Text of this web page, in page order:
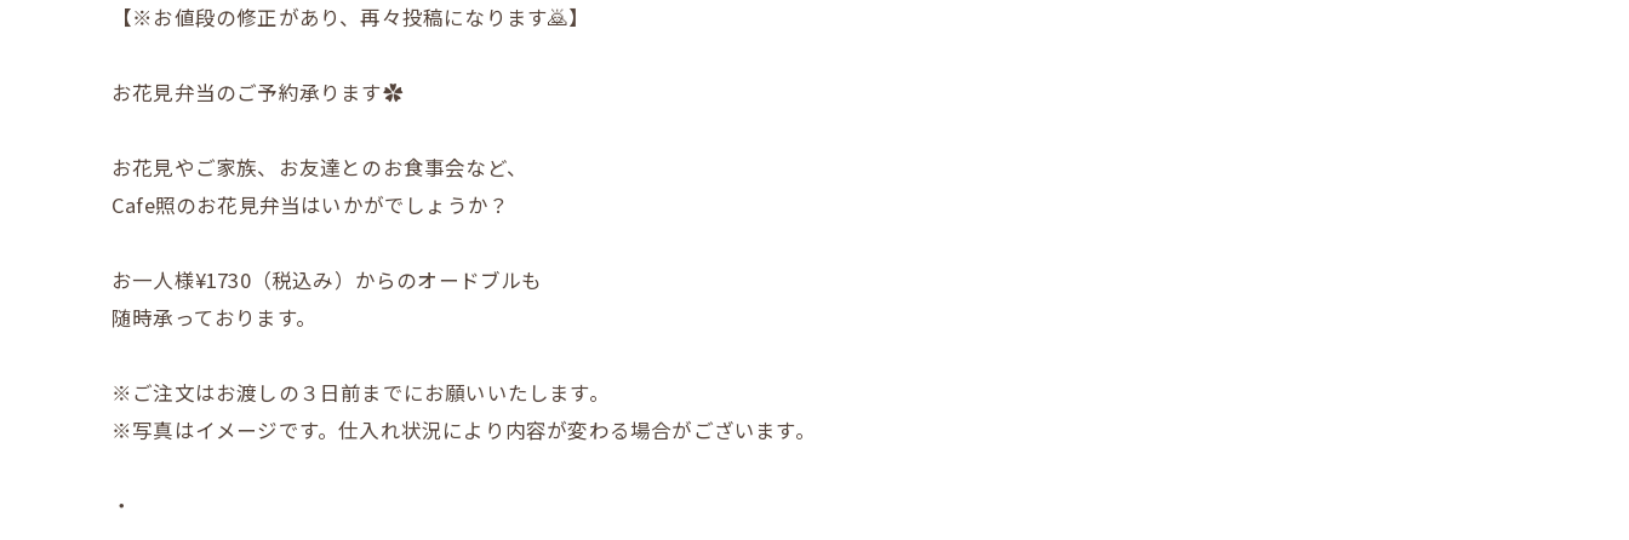
【※お値段の修正があり、再々投稿になります🙇】
お花見弁当のご予約承ります✿
お花見やご家族、お友達とのお食事会など、
Cafe照のお花見弁当はいかがでしょうか？
お一人様¥1730（税込み）からのオードブルも
随時承っております。
※ご注文はお渡しの３日前までにお願いいたします。
※写真はイメージです。仕入れ状況により内容が変わる場合がございます。
・